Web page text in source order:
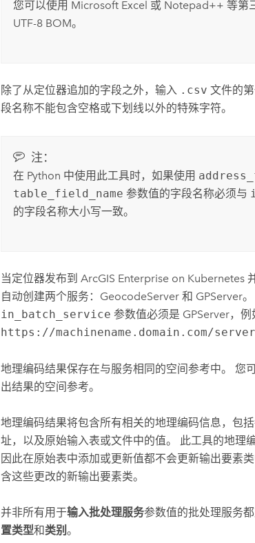
您可以使用 Microsoft Excel 或 Notepad++ 等第
UTF-8 BOM。
除了从定位器追加的字段之外，输入 .csv 文件的
段名称不能包含空格或下划线以外的特殊字符。
注：
在 Python 中使用此工具时，如果使用
table_field_name 参数值的字段名称必须与
的字段名称大小写一致。
当定位器发布到 ArcGIS Enterprise on Kubernetes
自动创建两个服务：GeocodeServer 和 GPServer
in_batch_service 参数值必须是 GPServer，例
https://machinename.domain.com/
地理编码结果保存在与服务相同的空间参考中。 您
出结果的空间参考。
地理编码结果将包含所有相关的地理编码信息，包
址，以及原始输入表或文件中的值。 此工具的地理
因此在原始表中添加或更新值都不会更新输出要素
含这些更改的新输出要素类。
并非所有用于输入批处理服务参数值的批处理服务都
置类型和类别 。